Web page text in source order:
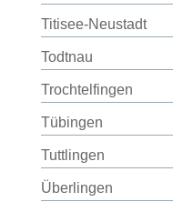
Titisee-Neustadt
Todtnau
Trochtelfingen
Tübingen
Tuttlingen
Überlingen